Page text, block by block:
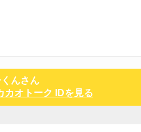
んさん
カオトーク IDを見る